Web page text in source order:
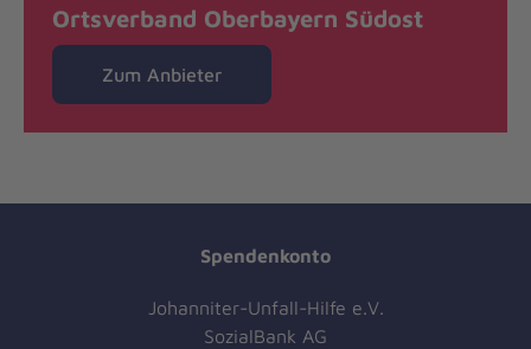
Ortsverband Oberbayern Südost
Zum Anbieter
Spendenkonto
Johanniter-Unfall-Hilfe e.V.
SozialBank AG